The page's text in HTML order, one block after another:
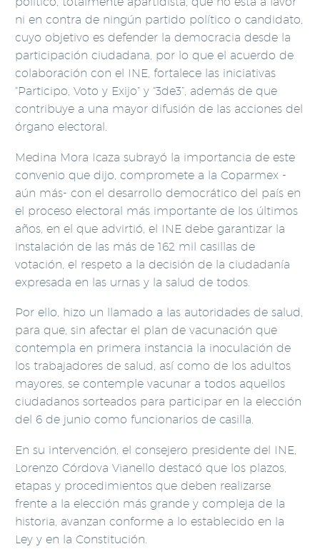
ni en contra de ningún partido político o candidato,
cuyo objetivo es defender la democracia desde la
participación ciudadana, por lo que el acuerdo de
colaboración con el INE, fortalece las iniciativas
“Participo, Voto y Exijo” y “3de3”, además de que
contribuye a una mayor difusión de las acciones del
órgano electoral.
Medina Mora Icaza subrayó la importancia de este
convenio que dijo, compromete a la Coparmex -
aún más- con el desarrollo democrático del país en
el proceso electoral más importante de los últimos
años, en el que advirtió, el INE debe garantizar la
instalación de las más de 162 mil casillas de
votación, el respeto a la decisión de la ciudadanía
expresada en las urnas y la salud de todos.
Por ello, hizo un llamado a las autoridades de salud,
para que, sin afectar el plan de vacunación que
contempla en primera instancia la inoculación de
los trabajadores de salud, así como de los adultos
mayores, se contemple vacunar a todos aquellos
ciudadanos sorteados para participar en la elección
del 6 de junio como funcionarios de casilla.
En su intervención, el consejero presidente del INE,
Lorenzo Córdova Vianello destacó que los plazos,
etapas y procedimientos que deben realizarse
frente a la elección más grande y compleja de la
historia, avanzan conforme a lo establecido en la
Ley y en la Constitución.